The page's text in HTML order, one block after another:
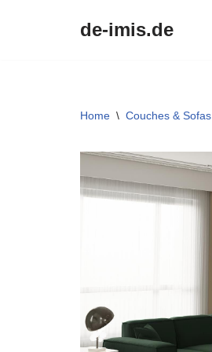
de-imis.de
Home \ Couches & Sofas